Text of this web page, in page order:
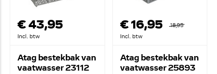
€ 43,95
Incl. btw
Atag bestekbak van
vaatwasser 23112
€ 16,95
18,95
Incl. btw
Atag bestekbak van
vaatwasser 25893